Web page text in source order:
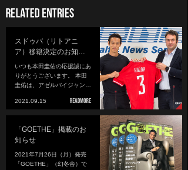
スドゥバ（リトアニ
ア）移籍決定のお知…
いつも本田圭佑の応援誠にあ
りがとうございます。 本田
圭佑は、アゼルバイジャン…
2021.09.15
「GOETHE」掲載のお
知らせ
2021年7月26日（月）発売
「GOETHE」（幻冬舎）で